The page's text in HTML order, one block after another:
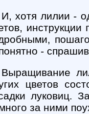
И, хотя лилии -
-
Выращивание
цветов
луковиц.
за ними